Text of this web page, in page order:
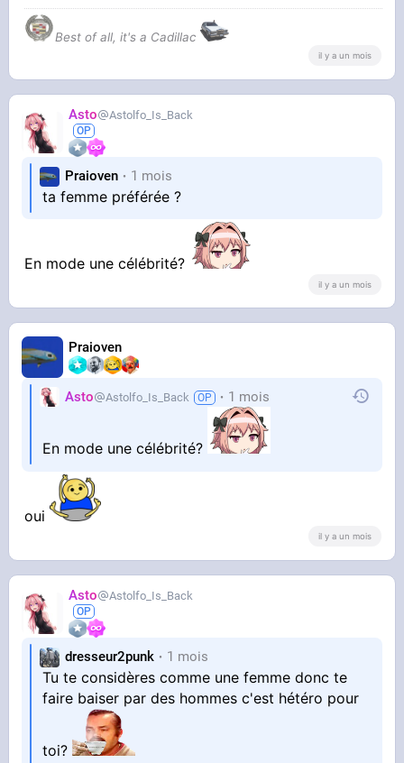
Best of all, it's a Cadillac
il y a un mois
Asto Astolfo_Is_Back
Praioven 1 mois
ta femme préférée ?
En mode une célébrité?
il y a un mois
Praioven
Asto Astolfo_Is_Back 1 mois
En mode une célébrité?
oui
il y a un mois
Asto Astolfo_Is_Back
dresseur2punk 1 mois
Tu te considères comme une femme donc te
faire baiser par des hommes c'est hétéro pour
toi?